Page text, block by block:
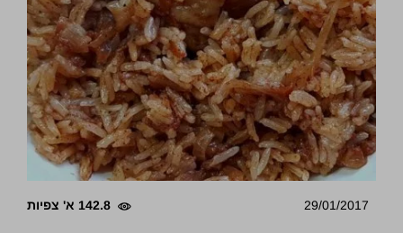
29/01/2017 142.8 א' צפיות